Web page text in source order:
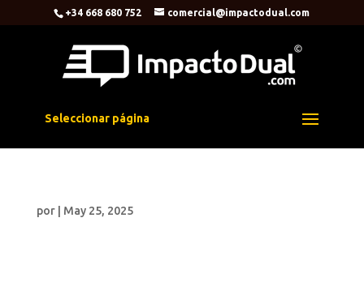
+34 668 680 752 comercial@impactodual.com
Seleccionar página
por May 25, 2025